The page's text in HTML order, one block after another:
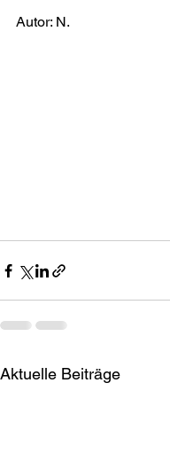
Autor: N.
Aktuelle Beiträge